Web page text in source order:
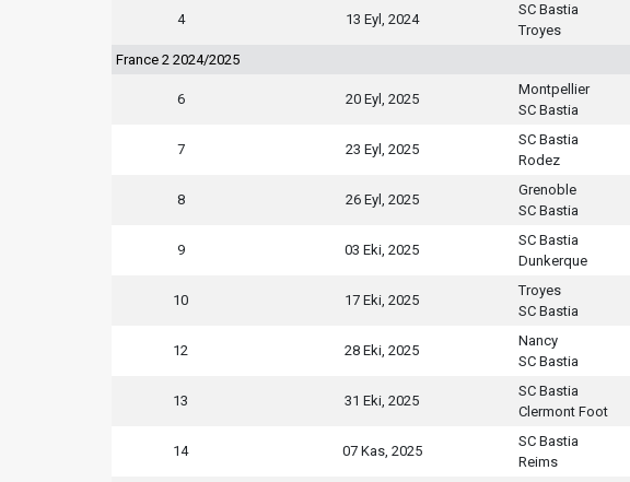
4 13 Eyl, 2024
SC Bastia
Troyes
France 2 2024/2025
6 20 Eyl, 2025
Montpellier
SC Bastia
7 23 Eyl, 2025
SC Bastia
Rodez
8 26 Eyl, 2025
Grenoble
SC Bastia
9 03 Eki, 2025
SC Bastia
Dunkerque
10 17 Eki, 2025
Troyes
SC Bastia
12 28 Eki, 2025
Nancy
SC Bastia
13 31 Eki, 2025
SC Bastia
Clermont Foot
14 07 Kas, 2025
SC Bastia
Reims